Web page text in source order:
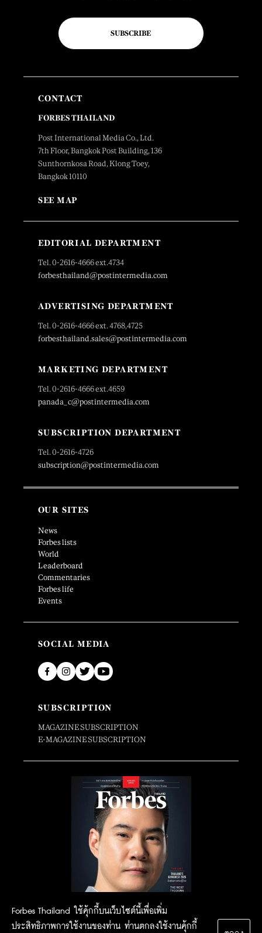
Forbes Thailand ใช้คุ้กกี้บนเว็บไซต์นี้เพื่อเพิ่ม
ประสิทธิภาพการใช้งานของท่าน ท่านตกลงใช้งานคุ้กกี้
SUBSCRIBE
CONTACT
FORBES THAILAND
Post International Media Co., Ltd.
7th Floor, Bangkok Post Building, 136
Sunthornkosa Road, Klong Toey,
Bangkok 10110
SEE MAP
EDITORIAL DEPARTMENT
Tel. 0-2616-4666 ext.4734
forbesthailand@postintermedia.com
ADVERTISING DEPARTMENT
Tel. 0-2616-4666 ext. 4768,4725
forbesthailand.sales@postintermedia.com
MARKETING DEPARTMENT
Tel. 0-2616-4666 ext.4659
panada_c@postintermedia.com
SUBSCRIPTION DEPARTMENT
Tel. 0-2616-4726
subscription@postintermedia.com
OUR SITES
News
Forbes lists
World
Leaderboard
Commentaries
Forbes life
Events
SOCIAL MEDIA
SUBSCRIPTION
MAGAZINE SUBSCRIPTION
E-MAGAZINE SUBSCRIPTION